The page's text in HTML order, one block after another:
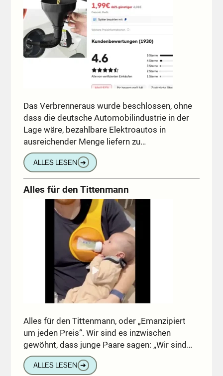
Das Verbrenneraus wurde beschlossen, ohne
dass die deutsche Automobilindustrie in der
Lage wäre, bezahlbare Elektroautos in
ausreichender Menge liefern zu…
ALLES LESEN ➔
Alles für den Tittenmann
Alles für den Tittenmann, oder „Emanzipiert
um jeden Preis“. Wir sind es inzwischen
gewöhnt, dass junge Paare sagen: „Wir sind…
ALLES LESEN ➔